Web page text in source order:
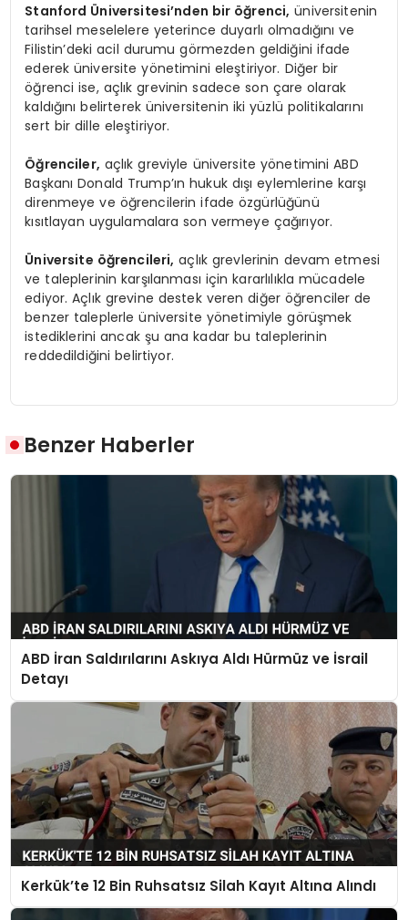
Stanford Üniversitesi’nden bir öğrenci, üniversitenin
tarihsel meselelere yeterince duyarlı olmadığını ve
Filistin’deki acil durumu görmezden geldiğini ifade
ederek üniversite yönetimini eleştiriyor. Diğer bir
öğrenci ise, açlık grevinin sadece son çare olarak
kaldığını belirterek üniversitenin iki yüzlü politikalarını
sert bir dille eleştiriyor.
Öğrenciler, açlık greviyle üniversite yönetimini ABD
Başkanı Donald Trump’ın hukuk dışı eylemlerine karşı
direnmeye ve öğrencilerin ifade özgürlüğünü
kısıtlayan uygulamalara son vermeye çağırıyor.
Üniversite öğrencileri, açlık grevlerinin devam etmesi
ve taleplerinin karşılanması için kararlılıkla mücadele
ediyor. Açlık grevine destek veren diğer öğrenciler de
benzer taleplerle üniversite yönetimiyle görüşmek
istediklerini ancak şu ana kadar bu taleplerinin
reddedildiğini belirtiyor.
Benzer Haberler
ABD İran Saldırılarını Askıya Aldı Hürmüz ve İsrail
Detayı
Kerkük’te 12 Bin Ruhsatsız Silah Kayıt Altına Alındı